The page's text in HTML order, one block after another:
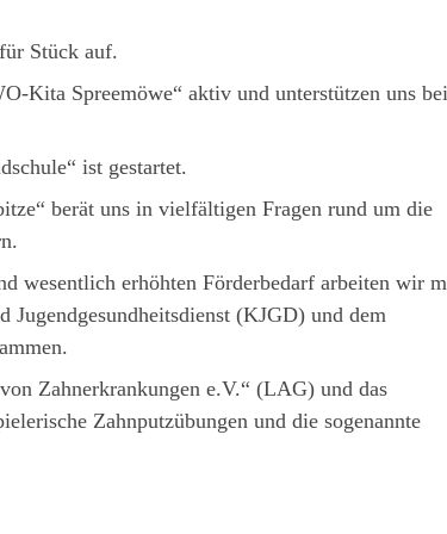
Stück auf.
Kita Spreemöwe“ aktiv und unterstützen uns bei
ist gestartet.
berät uns in vielfältigen Fragen rund um die
wesentlich erhöhten Förderbedarf arbeiten wir
Jugendgesundheitsdienst (KJGD) und dem
Zahnerkrankungen e.V.“ (LAG) und das
Zahnputzübungen und die sogenannte